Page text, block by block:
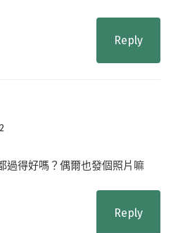
Reply
過得好嗎？偶爾也發個照片嘛
Reply